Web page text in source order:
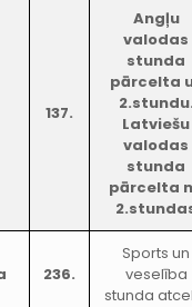
137.
Angļu
valodas
stunda
pārcelta
Latviešu
valodas
stunda
pārcelta
236.
Sports un
veselība
stunda